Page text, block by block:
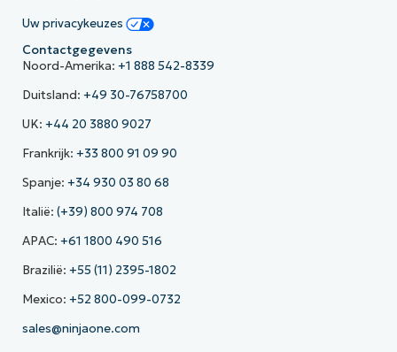
Uw privacykeuzes
Contactgegevens
Noord-Amerika: +1 888 542-8339
Duitsland: +49 30-76758700
UK: +44 20 3880 9027
Frankrijk: +33 800 91 09 90
Spanje: +34 930 03 80 68
Italië: (+39) 800 974 708
APAC: +61 1800 490 516
Brazilië: +55 (11) 2395-1802
Mexico: +52 800-099-0732
sales@ninjaone.com